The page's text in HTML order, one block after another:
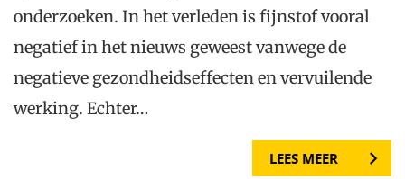
onderzoeken. In het verleden is fijnstof vooral
negatief in het nieuws geweest vanwege de
negatieve gezondheidseffecten en vervuilende
werking. Echter…
LEES MEER